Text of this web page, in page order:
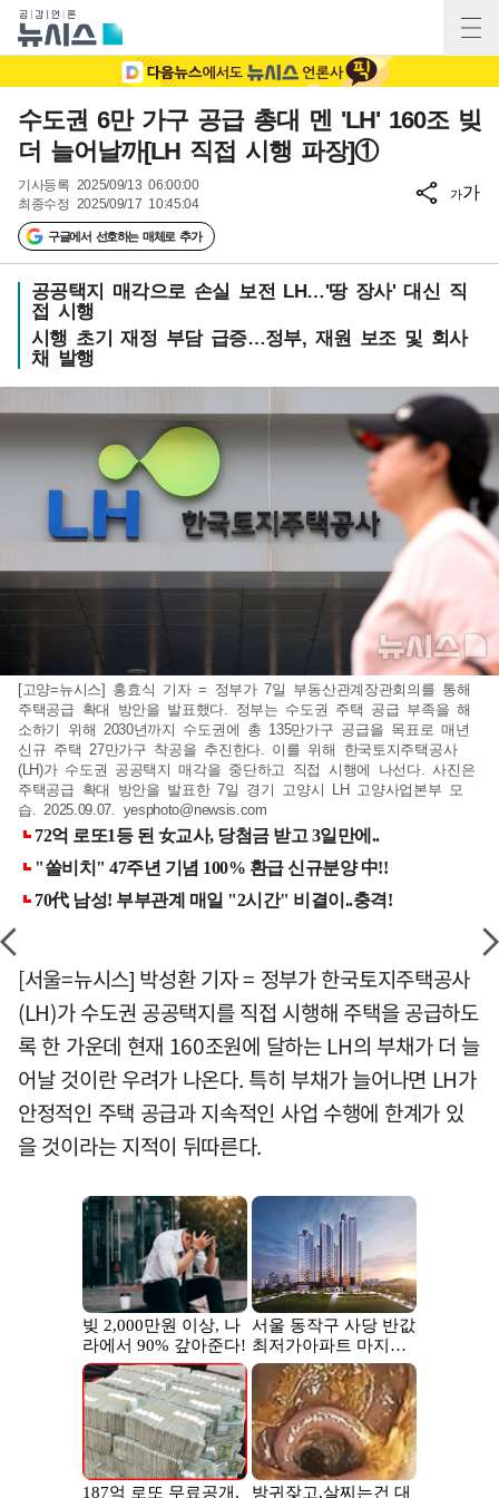
수도권 6만 가구 공급 총대 멘 'LH' 160조 빚
더 늘어날까[LH 직접 시행 파장]①
기사등록 2025/09/13 06:00:00
최종수정 2025/09/17 10:45:04
구글에서 선호하는 매체로 추가
가가
공공택지 매각으로 손실 보전 LH…'땅 장사' 대신 직
접 시행
시행 초기 재정 부담 급증…정부, 재원 보조 및 회사
채 발행
[고양=뉴시스] 홍효식 기자 = 정부가 7일 부동산관계장관회의를 통해
주택공급 확대 방안을 발표했다. 정부는 수도권 주택 공급 부족을 해
소하기 위해 2030년까지 수도권에 총 135만가구 공급을 목표로 매년
신규 주택 27만가구 착공을 추진한다. 이를 위해 한국토지주택공사
(LH)가 수도권 공공택지 매각을 중단하고 직접 시행에 나선다. 사진은
주택공급 확대 방안을 발표한 7일 경기 고양시 LH 고양사업본부 모
습. 2025.09.07. yesphoto@newsis.com
[서울=뉴시스] 박성환 기자 = 정부가 한국토지주택공사
(LH)가 수도권 공공택지를 직접 시행해 주택을 공급하도
록 한 가운데 현재 160조원에 달하는 LH의 부채가 더 늘
어날 것이란 우려가 나온다. 특히 부채가 늘어나면 LH가
안정적인 주택 공급과 지속적인 사업 수행에 한계가 있
을 것이라는 지적이 뒤따른다.